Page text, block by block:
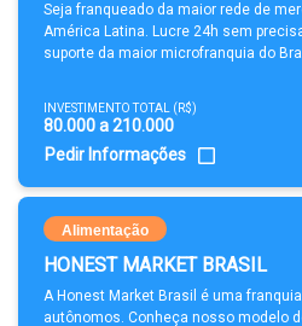
Seja franqueado da maior rede de
América Latina. Lucre 24h sem
suporte da maior microfranquia do
INVESTIMENTO TOTAL (R$)
80.000 a 210.000
Pedir Informações
Alimentação
HONEST MARKET BRASIL
A Honest Market Brasil é uma
autônomos. Conheça nosso modelo